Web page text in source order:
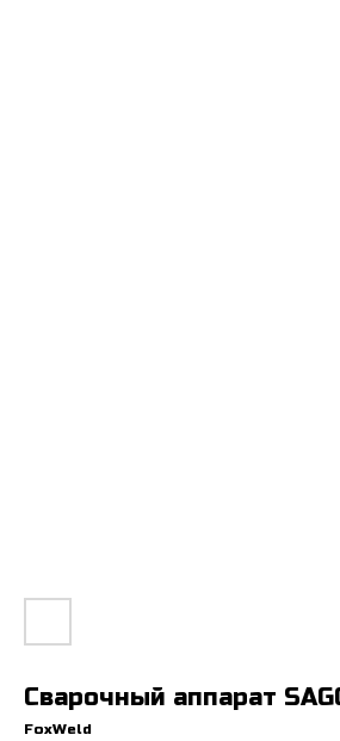
Сварочный аппарат
FoxWeld